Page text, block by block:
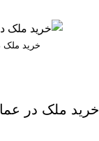
خرید ملک
خرید ملک در